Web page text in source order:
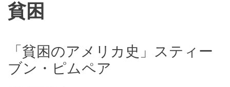
貧困
「貧困のアメリカ史」スティー
ブン・ピムペア